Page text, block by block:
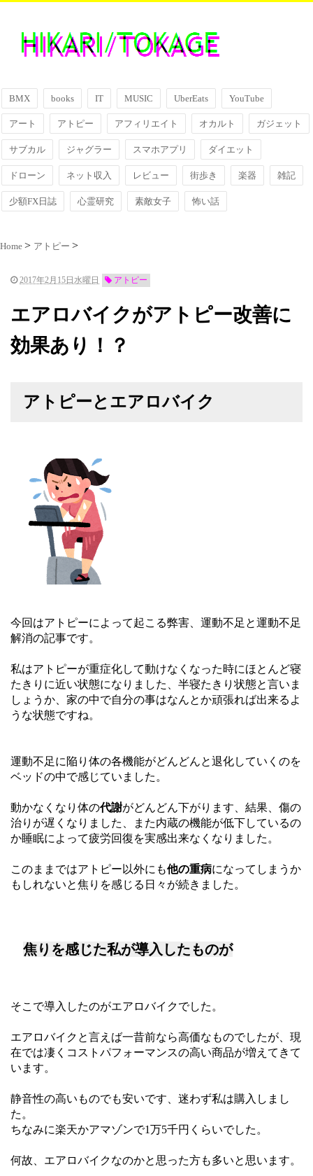
BMX books IT MUSIC UberEats YouTube
アート アトピー アフィリエイト オカルト ガジェット
サブカル ジャグラー スマホアプリ ダイエット
ドローン ネット収入 レビュー 街歩き 楽器 雑記
少額FX日誌 心霊研究 素敵女子 怖い話
Home アトピー
2017年2月15日水曜日 アトピー
エアロバイクがアトピー改善に
効果あり！？
アトピーとエアロバイク
今回はアトピーによって起こる弊害、運動不足と運動不足
解消の記事です。
私はアトピーが重症化して動けなくなった時にほとんど寝
たきりに近い状態になりました、半寝たきり状態と言いま
しょうか、家の中で自分の事はなんとか頑張れば出来るよ
うな状態ですね。
運動不足に陥り体の各機能がどんどんと退化していくのを
ベッドの中で感じていました。
動かなくなり体の代謝がどんどん下がります、結果、傷の
治りが遅くなりました、また内蔵の機能が低下しているの
か睡眠によって疲労回復を実感出来なくなりました。
このままではアトピー以外にも他の重病になってしまうか
もしれないと焦りを感じる日々が続きました。
焦りを感じた私が導入したものが
そこで導入したのがエアロバイクでした。
エアロバイクと言えば一昔前なら高価なものでしたが、現
在では凄くコストパフォーマンスの高い商品が増えてきて
います。
静音性の高いものでも安いです、迷わず私は購入しまし
た。
ちなみに楽天かアマゾンで1万5千円くらいでした。
何故、エアロバイクなのかと思った方も多いと思います。